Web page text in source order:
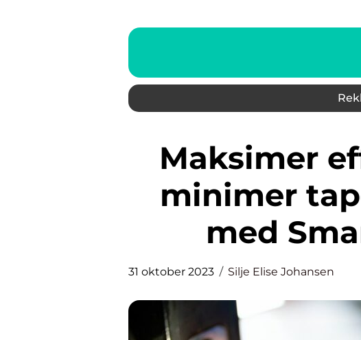
Maksimer effektiviteten og
minimer
med
31 oktober 2023 Silje Elise Johansen